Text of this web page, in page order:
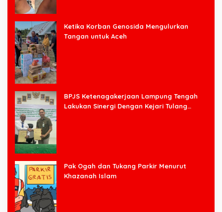
Ketika Korban Genosida Mengulurkan
Tangan untuk Aceh
BPJS Ketenagakerjaan Lampung Tengah
Lakukan Sinergi Dengan Kejari Tulang
Pak Ogah dan Tukang Parkir Menurut
Khazanah Islam